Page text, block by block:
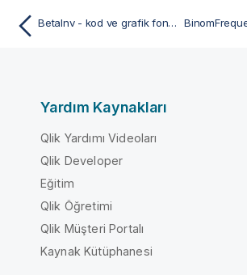
BetaInv - kod ve grafik fonksiyonu
Yardım Kaynakları
Qlik Yardımı Videoları
Qlik Developer
Eğitim
Qlik Öğretimi
Qlik Müşteri Portalı
Kaynak Kütüphanesi